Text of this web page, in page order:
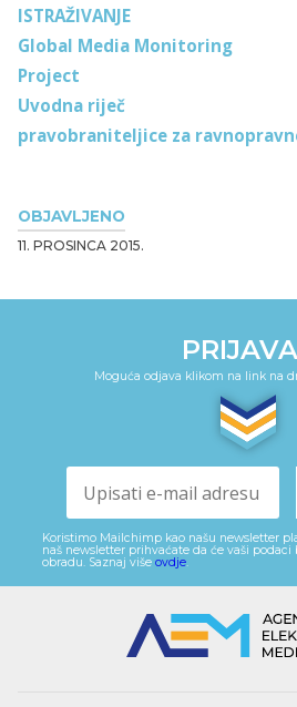
OBJAVLJENO
11. PROSINCA 2015.
ISTRAŽIVANJE
Global Media Monitoring
Project
Uvodna riječ
pravobraniteljice za
PRIJAVA
Moguća odjava klikom na link na
Koristimo Mailchimp kao našu newsletter
naš newsletter prihvaćate da će vaši
obradu. Saznaj više ovdje.